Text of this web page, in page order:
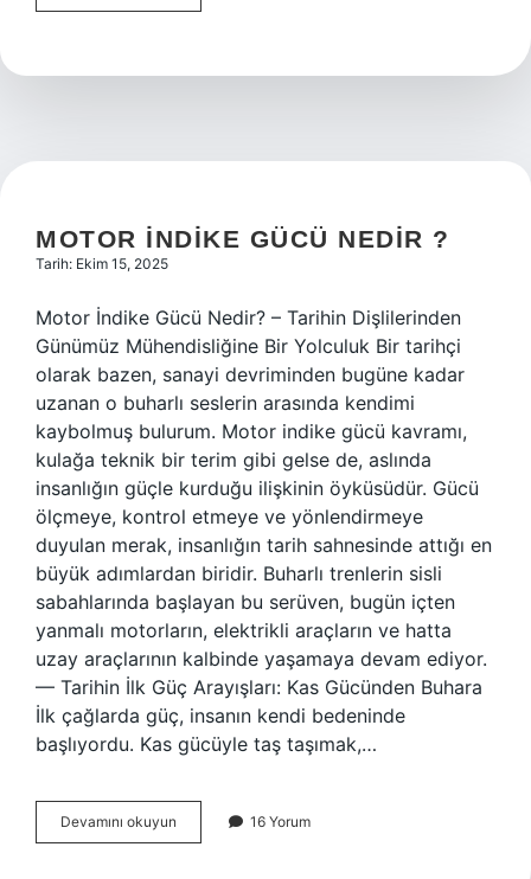
Türkçe
midir
MOTOR INDIKE GÜCÜ NEDIR ?
Tarih: Ekim 15, 2025
Motor İndike Gücü Nedir? – Tarihin Dişlilerinden
Günümüz Mühendisliğine Bir Yolculuk Bir tarihçi
olarak bazen, sanayi devriminden bugüne kadar
uzanan o buharlı seslerin arasında kendimi
kaybolmuş bulurum. Motor indike gücü kavramı,
kulağa teknik bir terim gibi gelse de, aslında
insanlığın güçle kurduğu ilişkinin öyküsüdür. Gücü
ölçmeye, kontrol etmeye ve yönlendirmeye
duyulan merak, insanlığın tarih sahnesinde attığı en
büyük adımlardan biridir. Buharlı trenlerin sisli
sabahlarında başlayan bu serüven, bugün içten
yanmalı motorların, elektrikli araçların ve hatta
uzay araçlarının kalbinde yaşamaya devam ediyor.
— Tarihin İlk Güç Arayışları: Kas Gücünden Buhara
İlk çağlarda güç, insanın kendi bedeninde
başlıyordu. Kas gücüyle taş taşımak,…
Devamını okuyun
indike
16 Yorum